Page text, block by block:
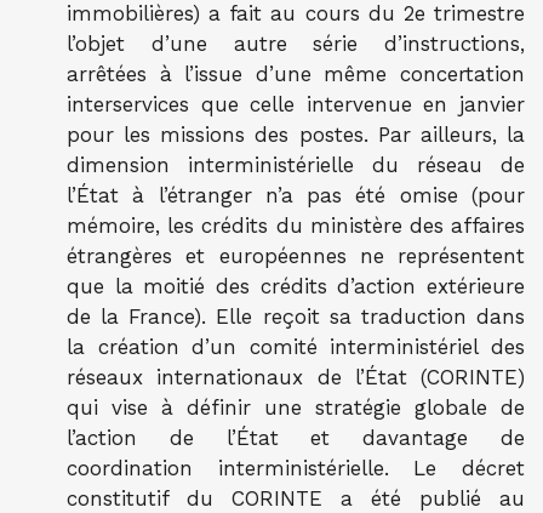
immobilières) a fait au cours du 2e trimestre
l’objet d’une autre série d’instructions,
arrêtées à l’issue d’une même concertation
interservices que celle intervenue en janvier
pour les missions des postes. Par ailleurs, la
dimension interministérielle du réseau de
l’État à l’étranger n’a pas été omise (pour
mémoire, les crédits du ministère des affaires
étrangères et européennes ne représentent
que la moitié des crédits d’action extérieure
de la France). Elle reçoit sa traduction dans
la création d’un comité interministériel des
réseaux internationaux de l’État (CORINTE)
qui vise à définir une stratégie globale de
l’action de l’État et davantage de
coordination interministérielle. Le décret
constitutif du CORINTE a été publié au